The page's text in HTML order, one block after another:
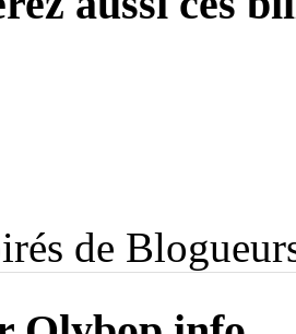
de